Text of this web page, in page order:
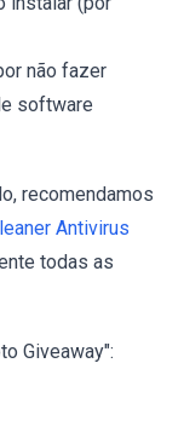
não fazer
software
recomendamos
Antivirus
todas as
Giveaway":